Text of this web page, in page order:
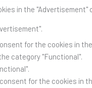
in the "Advertisement"
for the cookies in
category "Functional".
for the cookies in